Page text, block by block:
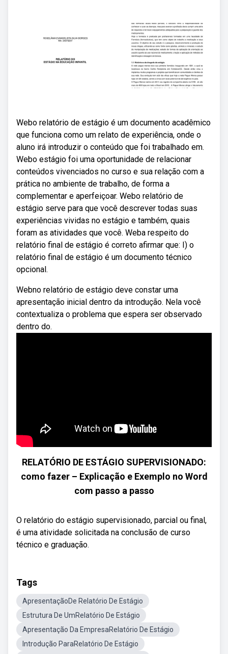
Webo relatório de estágio é um documento acadêmico
que funciona como um relato de experiência, onde o
aluno irá introduzir o conteúdo que foi trabalhado em.
Webo estágio foi uma oportunidade de relacionar
conteúdos vivenciados no curso e sua relação com a
prática no ambiente de trabalho, de forma a
complementar e aperfeiçoar. Webo relatório de
estágio serve para que você descrever todas suas
experiências vividas no estágio e também, quais
foram as atividades que você. Weba respeito do
relatório final de estágio é correto afirmar que: I) o
relatório final de estágio é um documento técnico
opcional.
Webno relatório de estágio deve constar uma
apresentação inicial dentro da introdução. Nela você
contextualiza o problema que espera ser observado
dentro do.
RELATÓRIO DE ESTÁGIO SUPERVISIONADO:
como fazer – Explicação e Exemplo no Word
com passo a passo
O relatório do estágio supervisionado, parcial ou final,
é uma atividade solicitada na conclusão de curso
técnico e graduação.
Tags
ApresentaçãoDe Relatório De Estágio
Estrutura De UmRelatório De Estágio
Apresentação Da EmpresaRelatório De Estágio
Introdução ParaRelatório De Estágio